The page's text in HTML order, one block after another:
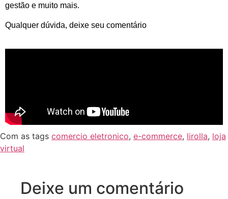
gestão e muito mais.
Qualquer dúvida, deixe seu comentário
Com as tags comercio eletronico, e-commerce, lirolla, loja
virtual
Deixe um comentário